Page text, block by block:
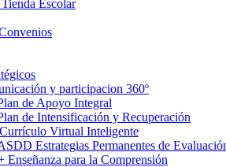
Escolar
y participacion 360º
de Apoyo Integral
de Intensificación y Recuperación
Virtual Inteligente
Estrategias Permanentes de
Enseñanza para la Comprensión